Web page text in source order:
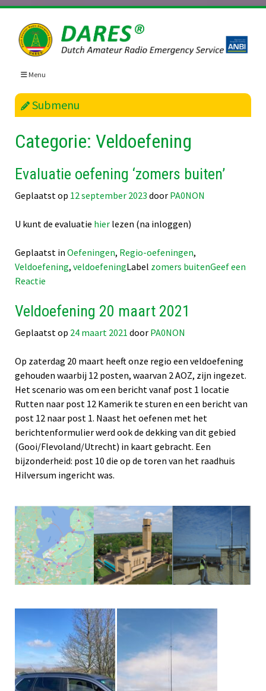
Skip
content
Menu
Submenu
Categorie: Veldoefening
Evaluatie oefening ‘zomers buiten’
Geplaatst op 12 september 2023 door PA0NON
U kunt de evaluatie hier lezen (na inloggen)
Geplaatst in Oefeningen, Regio-oefeningen,
Veldoefening, veldoefeningLabel zomers buitenGeef een
Reactie
oefening
buiten’
Veldoefening 20 maart 2021
Geplaatst op 24 maart 2021 door PA0NON
Op zaterdag 20 maart heeft onze regio een veldoefening
gehouden waarbij 12 posten, waarvan 2 AOZ, zijn ingezet.
Het scenario was om een bericht vanaf post 1 locatie
Rutten naar post 12 Kamerik te sturen en een bericht van
post 12 naar post 1. Naast het oefenen met het
berichtenformulier werd ook de dekking van dit gebied
(Gooi/Flevoland/Utrecht) in kaart gebracht. Een
bijzonderheid: post 10 die op de toren van het raadhuis
Hilversum ingericht was.